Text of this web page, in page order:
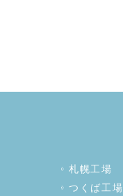
札幌工場
つくば工場